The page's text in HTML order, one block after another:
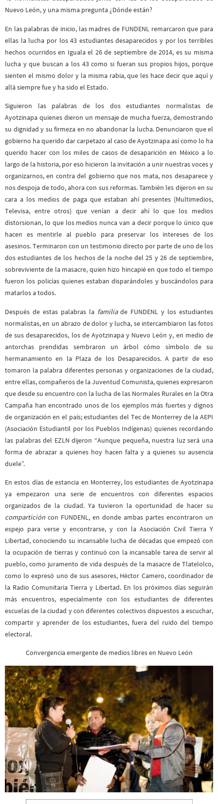
Nuevo León, y una misma pregunta ¿Dónde están?
En las palabras de inicio, las madres de FUNDENL remarcaron que para
ellas la lucha por los 43 estudiantes desaparecidos y por los terribles
hechos ocurridos en Iguala el 26 de septiembre de 2014, es su misma
lucha y que buscan a los 43 como si fueran sus propios hijos, porque
sienten el mismo dolor y la misma rabia, que les hace decir que aquí y
allá siempre fue y ha sido el Estado.
Siguieron las palabras de los dos estudiantes normalistas de
Ayotzinapa quienes dieron un mensaje de mucha fuerza, demostrando
su dignidad y su firmeza en no abandonar la lucha. Denunciaron que el
gobierno ha querido dar carpetazo al caso de Ayotzinapa así como lo ha
querido hacer con los miles de casos de desaparición en México a lo
largo de la historia, por eso hicieron la invitación a unir nuestras voces y
organizarnos, en contra del gobierno que nos mata, nos desaparece y
nos despoja de todo, ahora con sus reformas. También les dijeron en su
cara a los medios de paga que estaban ahí presentes (Multimedios,
Televisa, entre otros) que venían a decir ahí lo que los medios
distorsionan, lo que los medios nunca van a decir porque lo único que
hacen es mentirle al pueblo para preservar los intereses de los
asesinos. Terminaron con un testimonio directo por parte de uno de los
dos estudiantes de los hechos de la noche del 25 y 26 de septiembre,
sobreviviente de la masacre, quien hizo hincapié en que todo el tiempo
fueron los policías quienes estaban disparándoles y buscándolos para
matarlos a todos.
Después de estas palabras la familiade FUNDENL y los estudiantes
normalistas, en un abrazo de dolor y lucha, se intercambiaron las fotos
de sus desaparecidos, los de Ayotzinapa y Nuevo León y, en medio de
antorchas prendidas sembraron un árbol cómo símbolo de su
hermanamiento en la Plaza de los Desaparecidos. A partir de eso
tomaron la palabra diferentes personas y organizaciones de la ciudad,
entre ellas, compañeros de la Juventud Comunista, quienes expresaron
que desde su encuentro con la lucha de las Normales Rurales en la Otra
Campaña han encontrado unos de los ejemplos más fuertes y dignos
de organización en el país; estudiantes del Tec de Monterrey de la AEPI
(Asociación Estudiantil por los Pueblos Indígenas) quienes recordando
las palabras del EZLN dijeron “Aunque pequeña, nuestra luz será una
forma de abrazar a quienes hoy hacen falta y a quienes su ausencia
duele”.
En estos días de estancia en Monterrey, los estudiantes de Ayotzinapa
ya empezaron una serie de encuentros con diferentes espacios
organizados de la ciudad. Ya tuvieron la oportunidad de hacer su
compartición con FUNDENL, en donde ambas partes encontraron un
espejo para verse y encontrarse, y con la Asociación Civil Tierra Y
Libertad, conociendo su incansable lucha de décadas que empezó con
la ocupación de tierras y continuó con la incansable tarea de servir al
pueblo, como juramento de vida después de la masacre de Tlatelolco,
como lo expresó uno de sus asesores, Héctor Camero, coordinador de
la Radio Comunitaria Tierra y Libertad. En los próximos días seguirán
más encuentros, especialmente con los estudiantes de diferentes
escuelas de la ciudad y con diferentes colectivos dispuestos a escuchar,
compartir y aprender de los estudiantes, fuera del ruido del tiempo
electoral.
Convergencia emergente de medios libres en Nuevo León